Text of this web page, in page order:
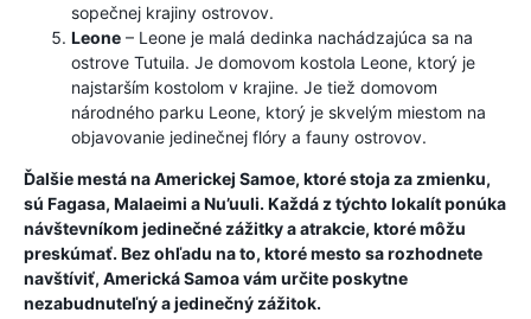
sopečnej krajiny ostrovov.
Leone – Leone je malá dedinka nachádzajúca sa na
ostrove Tutuila. Je domovom kostola Leone, ktorý je
najstarším kostolom v krajine. Je tiež domovom
národného parku Leone, ktorý je skvelým miestom na
objavovanie jedinečnej flóry a fauny ostrovov.
Ďalšie mestá na Americkej Samoe, ktoré stoja za zmienku,
sú Fagasa, Malaeimi a Nu’uuli. Každá z týchto lokalít ponúka
návštevníkom jedinečné zážitky a atrakcie, ktoré môžu
preskúmať. Bez ohľadu na to, ktoré mesto sa rozhodnete
navštíviť, Americká Samoa vám určite poskytne
nezabudnuteľný a jedinečný zážitok.